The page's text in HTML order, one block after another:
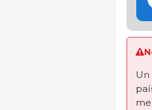
Un